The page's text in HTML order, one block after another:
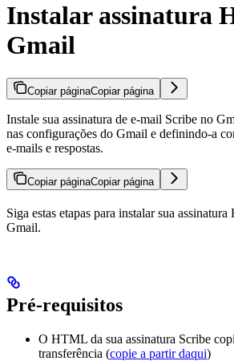
Instalar assinatura
Gmail
Copiar páginaCopiar página
Instale sua assinatura de e-mail Scribe no
nas configurações do Gmail e definindo-a
e-mails e respostas.
Copiar páginaCopiar página
Siga estas etapas para instalar sua
Gmail.
Pré-requisitos
O HTML da sua assinatura Scribe
transferência (copie a partir daqui)